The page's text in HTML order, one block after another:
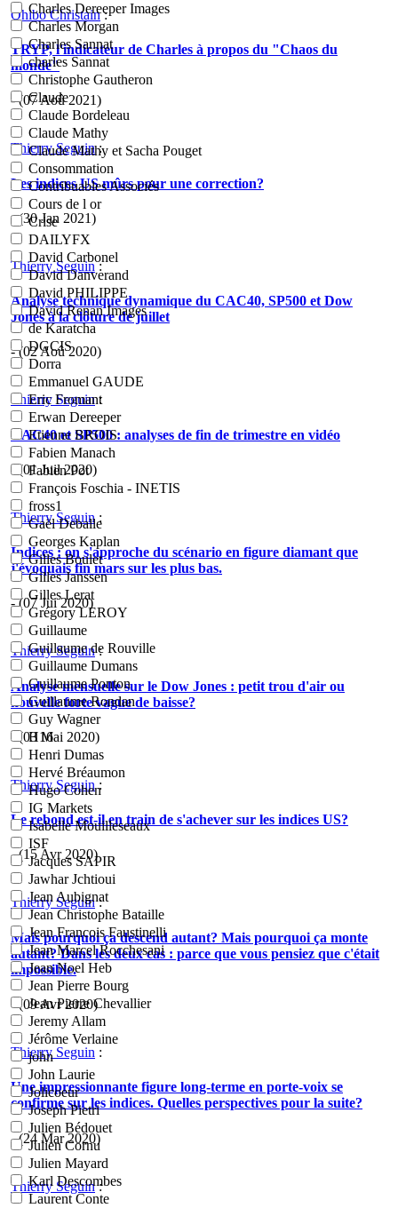
Charles Dereeper Images
Charles Morgan
Charles Sannat
charles Sannat
Christophe Gautheron
Claude
Claude Bordeleau
Claude Mathy
Claude Mathy et Sacha Pouget
Consommation
Contribuables Associés
Cours de l or
Crise
DAILYFX
David Carbonel
David Danverand
David PHILIPPE
David Renan Images
de Karatcha
DGCIS
Dorra
Emmanuel GAUDE
Eric Fromant
Erwan Dereeper
Etienne BROIS
Fabien Manach
Fabien Pot
François Foschia - INETIS
fross1
Gaël Deballe
Georges Kaplan
Gilles Boulet
Gilles Janssen
Gilles Lerat
Grégory LEROY
Guillaume
Guillaume de Rouville
Guillaume Dumans
Guillaume Ponton
Guillaume Rondan
Guy Wagner
H16
Henri Dumas
Hervé Bréaumon
Hugo Cohen
IG Markets
Isabelle Mouilleseaux
ISF
Jacques SAPIR
Jawhar Jchtioui
Jean Aubignat
Jean Christophe Bataille
Jean Francois Faustinelli
Jean Marcel Rocchesani
Jean Noel Heb
Jean Pierre Bourg
Jean Pierre Chevallier
Jeremy Allam
Jérôme Verlaine
john
John Laurie
Jolicoeur
Joseph Pietri
Julien Bédouet
Julien Cornu
Julien Mayard
Karl Descombes
Laurent Conte
Ohibo Christain:
TRYP, l'indicateur de Charles à propos du "Chaos du
monde"
- (07 Aoû 2021)
Thierry Seguin:
Les indices US mûrs pour une correction?
- (30 Jan 2021)
Thierry Seguin:
Analyse technique dynamique du CAC40, SP500 et Dow
Jones à la clôture de juillet
- (02 Aoû 2020)
Thierry Seguin:
CAC40 et SP500 : analyses de fin de trimestre en vidéo
- (01 Juil 2020)
Thierry Seguin :
Indices : on s'approche du scénario en figure diamant que
j'évoquais fin mars sur les plus bas.
- (07 Jui 2020)
Thierry Seguin:
Analyse mensuelle sur le Dow Jones : petit trou d'air ou
nouvelle forte vague de baisse?
- (03 Mai 2020)
Thierry Seguin:
Le rebond est-il en train de s'achever sur les indices US?
- (15 Avr 2020)
Thierry Seguin:
Mais pourquoi ça descend autant? Mais pourquoi ça monte
autant? Dans les deux cas : parce que vous pensiez que c'était
impossible.
- (09 Avr 2020)
Thierry Seguin :
Une impressionnante figure long-terme en porte-voix se
confirme sur les indices. Quelles perspectives pour la suite?
- (24 Mar 2020)
Thierry Seguin: